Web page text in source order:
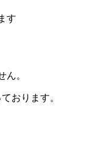
す
。
おります。